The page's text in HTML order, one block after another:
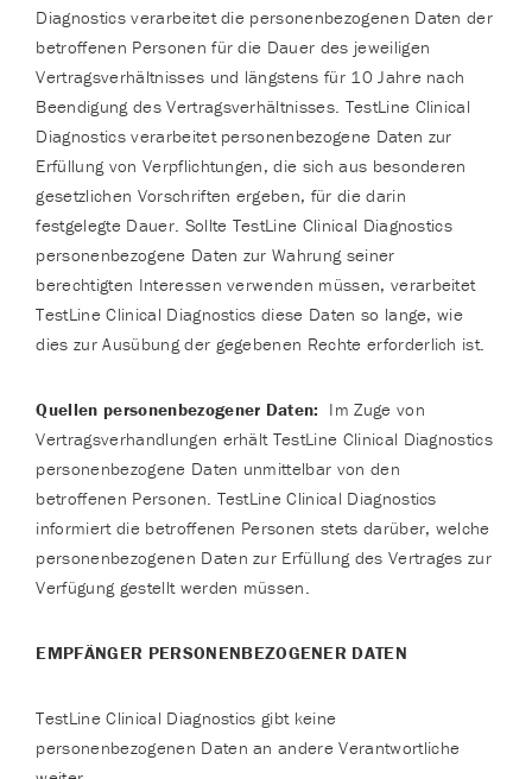
Diagnostics verarbeitet die personenbezogenen Daten der
betroffenen Personen für die Dauer des jeweiligen
Vertragsverhältnisses und längstens für 10 Jahre nach
Beendigung des Vertragsverhältnisses. TestLine Clinical
Diagnostics verarbeitet personenbezogene Daten zur
Erfüllung von Verpflichtungen, die sich aus besonderen
gesetzlichen Vorschriften ergeben, für die darin
festgelegte Dauer. Sollte TestLine Clinical Diagnostics
personenbezogene Daten zur Wahrung seiner
berechtigten Interessen verwenden müssen, verarbeitet
TestLine Clinical Diagnostics diese Daten so lange, wie
dies zur Ausübung der gegebenen Rechte erforderlich ist.
Quellen personenbezogener Daten: Im Zuge von
Vertragsverhandlungen erhält TestLine Clinical Diagnostics
personenbezogene Daten unmittelbar von den
betroffenen Personen. TestLine Clinical Diagnostics
informiert die betroffenen Personen stets darüber, welche
personenbezogenen Daten zur Erfüllung des Vertrages zur
Verfügung gestellt werden müssen.
EMPFÄNGER PERSONENBEZOGENER DATEN
TestLine Clinical Diagnostics gibt keine
personenbezogenen Daten an andere Verantwortliche